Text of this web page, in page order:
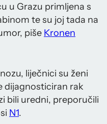
u Grazu primljena s
te su joj tada na
piše Kronen
liječnici su ženi
dijagnosticiran rak
bili uredni, preporučili
N1.